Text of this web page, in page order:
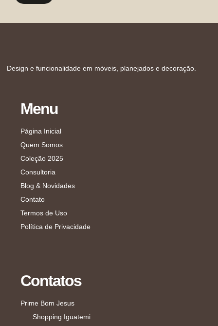
Design e funcionalidade em móveis, planejados e decoração.
Menu
Página Inicial
Quem Somos
Coleção 2025
Consultoria
Blog & Novidades
Contato
Termos de Uso
Política de Privacidade
Contatos
Prime Bom Jesus
Shopping Iguatemi